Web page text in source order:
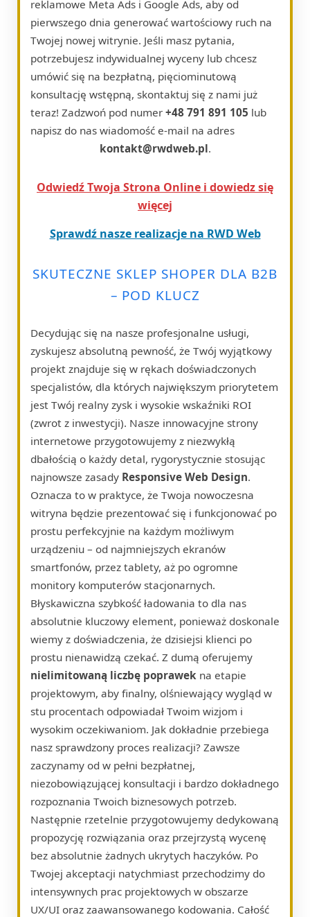
reklamowe Meta Ads i Google Ads, aby od
pierwszego dnia generować wartościowy ruch na
Twojej nowej witrynie. Jeśli masz pytania,
potrzebujesz indywidualnej wyceny lub chcesz
umówić się na bezpłatną, pięciominutową
konsultację wstępną, skontaktuj się z nami już
teraz! Zadzwoń pod numer +48 791 891 105 lub
napisz do nas wiadomość e-mail na adres
kontakt@rwdweb.pl.
Odwiedź Twoja Strona Online i dowiedz się
więcej
Sprawdź nasze realizacje na RWD Web
SKUTECZNE SKLEP SHOPER DLA B2B
– POD KLUCZ
Decydując się na nasze profesjonalne usługi,
zyskujesz absolutną pewność, że Twój wyjątkowy
projekt znajduje się w rękach doświadczonych
specjalistów, dla których największym priorytetem
jest Twój realny zysk i wysokie wskaźniki ROI
(zwrot z inwestycji). Nasze innowacyjne strony
internetowe przygotowujemy z niezwykłą
dbałością o każdy detal, rygorystycznie stosując
najnowsze zasady Responsive Web Design.
Oznacza to w praktyce, że Twoja nowoczesna
witryna będzie prezentować się i funkcjonować po
prostu perfekcyjnie na każdym możliwym
urządzeniu – od najmniejszych ekranów
smartfonów, przez tablety, aż po ogromne
monitory komputerów stacjonarnych.
Błyskawiczna szybkość ładowania to dla nas
absolutnie kluczowy element, ponieważ doskonale
wiemy z doświadczenia, że dzisiejsi klienci po
prostu nienawidzą czekać. Z dumą oferujemy
nielimitowaną liczbę poprawek na etapie
projektowym, aby finalny, olśniewający wygląd w
stu procentach odpowiadał Twoim wizjom i
wysokim oczekiwaniom. Jak dokładnie przebiega
nasz sprawdzony proces realizacji? Zawsze
zaczynamy od w pełni bezpłatnej,
niezobowiązującej konsultacji i bardzo dokładnego
rozpoznania Twoich biznesowych potrzeb.
Następnie rzetelnie przygotowujemy dedykowaną
propozycję rozwiązania oraz przejrzystą wycenę
bez absolutnie żadnych ukrytych haczyków. Po
Twojej akceptacji natychmiast przechodzimy do
intensywnych prac projektowych w obszarze
UX/UI oraz zaawansowanego kodowania. Całość